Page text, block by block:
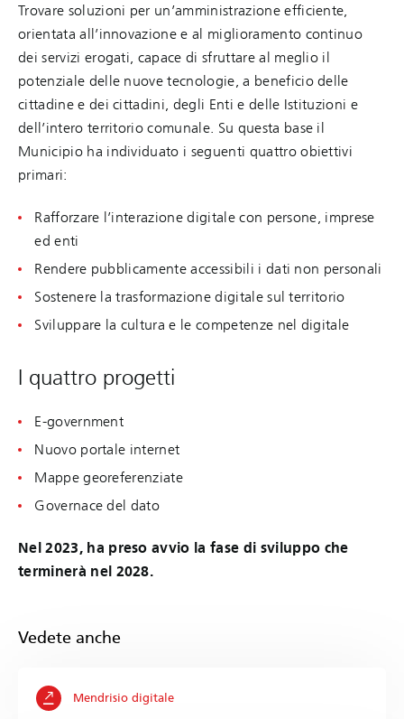
Trovare soluzioni per un’amministrazione efficiente,
orientata all’innovazione e al miglioramento continuo
dei servizi erogati, capace di sfruttare al meglio il
potenziale delle nuove tecnologie, a beneficio delle
cittadine e dei cittadini, degli Enti e delle Istituzioni e
dell’intero territorio comunale. Su questa base il
Municipio ha individuato i seguenti quattro obiettivi
primari:
Rafforzare l’interazione digitale con persone, imprese
ed enti
Rendere pubblicamente accessibili i dati non personali
Sostenere la trasformazione digitale sul territorio
Sviluppare la cultura e le competenze nel digitale
I quattro progetti
E-government
Nuovo portale internet
Mappe georeferenziate
Governace del dato
Nel 2023, ha preso avvio la fase di sviluppo che
terminerà nel 2028.
Vedete anche
Mendrisio digitale